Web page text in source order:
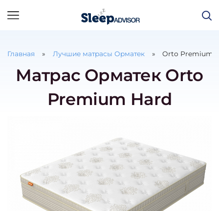
Главная Лучшие матрасы Орматек Orto Premium
Матрас Орматек Orto
Premium Hard